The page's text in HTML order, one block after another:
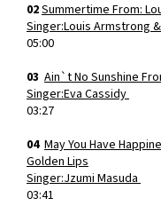
02Summertime From:
Singer:Louis Armstrong
05:00
03 Ain`t No Sunshine
Singer:Eva Cassidy
03:27
04 May You Have
Golden Lips
Singer:Jzumi Masuda
03:41